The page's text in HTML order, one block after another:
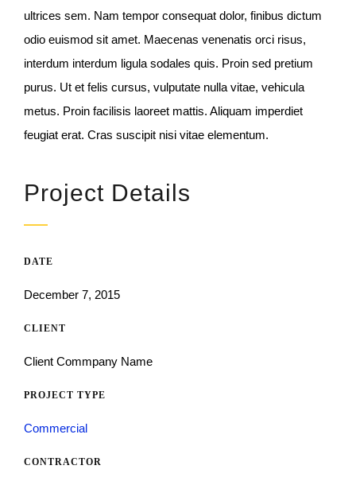
ultrices sem. Nam tempor consequat dolor, finibus dictum
odio euismod sit amet. Maecenas venenatis orci risus,
interdum interdum ligula sodales quis. Proin sed pretium
purus. Ut et felis cursus, vulputate nulla vitae, vehicula
metus. Proin facilisis laoreet mattis. Aliquam imperdiet
feugiat erat. Cras suscipit nisi vitae elementum.
Project Details
DATE
December 7, 2015
CLIENT
Client Commpany Name
PROJECT TYPE
Commercial
CONTRACTOR